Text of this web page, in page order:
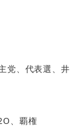
党、代表選、井
、覇権